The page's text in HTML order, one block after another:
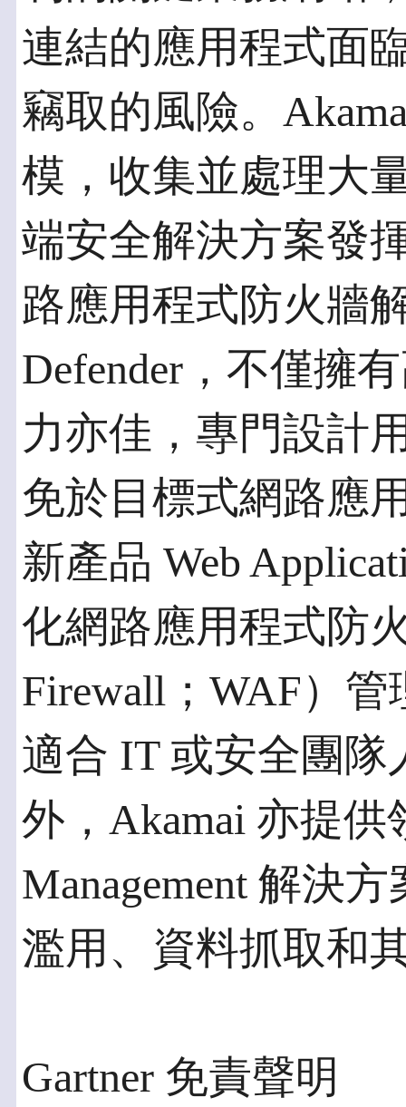
連結的應用程式面
竊取的風險。
模，收集並處理大
端安全解決方案發
路應用程式防火牆
Defender，不僅擁
力亦佳，專門設計
免於目標式網路應
新產品 Web
化網路應用程式防
Firewall；WAF）
適合 IT 或安全團
外，Akamai 亦提供
Management 解決
濫用、資料抓取和
Gartner 免責聲明